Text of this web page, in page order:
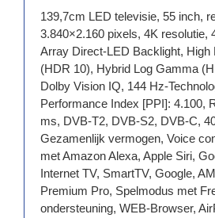
139,7cm LED televisie, 55 inch,
3.840×2.160 pixels, 4K resolutie,
Array Direct-LED Backlight, High
(HDR 10), Hybrid Log Gamma
Dolby Vision IQ, 144 Hz-
Performance Index [PPI]: 4.100,
ms, DVB-T2, DVB-S2, DVB-C,
Gezamenlijk vermogen, Voice
met Amazon Alexa, Apple Siri,
Internet TV, SmartTV, Google,
Premium Pro, Spelmodus met
ondersteuning, WEB-Browser,